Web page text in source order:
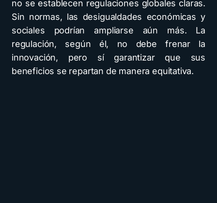
no se establecen regulaciones globales claras.
Sin normas, las desigualdades económicas y
sociales podrían ampliarse aún más. La
regulación, según él, no debe frenar la
innovación, pero sí garantizar que sus
beneficios se repartan de manera equitativa.